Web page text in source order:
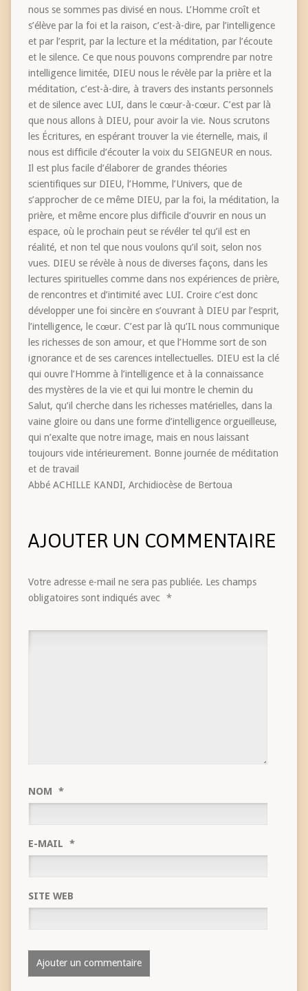
nous se sommes pas divisé en nous. L’Homme croît et
s’élève par la foi et la raison, c’est-à-dire, par l’intelligence
et par l’esprit, par la lecture et la méditation, par l’écoute
et le silence. Ce que nous pouvons comprendre par notre
intelligence limitée, DIEU nous le révèle par la prière et la
méditation, c’est-à-dire, à travers des instants personnels
et de silence avec LUI, dans le cœur-à-cœur. C’est par là
que nous allons à DIEU, pour avoir la vie. Nous scrutons
les Écritures, en espérant trouver la vie éternelle, mais, il
nous est difficile d’écouter la voix du SEIGNEUR en nous.
Il est plus facile d’élaborer de grandes théories
scientifiques sur DIEU, l’Homme, l’Univers, que de
s’approcher de ce même DIEU, par la foi, la méditation, la
prière, et même encore plus difficile d’ouvrir en nous un
espace, où le prochain peut se révéler tel qu’il est en
réalité, et non tel que nous voulons qu’il soit, selon nos
vues. DIEU se révèle à nous de diverses façons, dans les
lectures spirituelles comme dans nos expériences de prière,
de rencontres et d’intimité avec LUI. Croire c’est donc
développer une foi sincère en s’ouvrant à DIEU par l’esprit,
l’intelligence, le cœur. C’est par là qu’IL nous communique
les richesses de son amour, et que l’Homme sort de son
ignorance et de ses carences intellectuelles. DIEU est la clé
qui ouvre l’Homme à l’intelligence et à la connaissance
des mystères de la vie et qui lui montre le chemin du
Salut, qu’il cherche dans les richesses matérielles, dans la
vaine gloire ou dans une forme d’intelligence orgueilleuse,
qui n’exalte que notre image, mais en nous laissant
toujours vide intérieurement. Bonne journée de méditation
et de travail
Abbé ACHILLE KANDI, Archidiocèse de Bertoua
AJOUTER UN COMMENTAIRE
Votre adresse e-mail ne sera pas publiée. Les champs
obligatoires sont indiqués avec *
NOM *
E-MAIL *
SITE WEB